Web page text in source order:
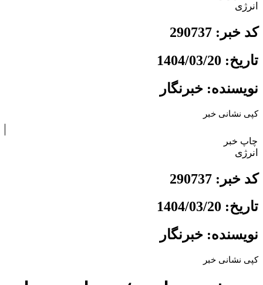
انرژی
کد خبر: 290737
تاریخ: 1404/03/20
نویسنده: خبرنگار
کپی نشانی خبر
چاپ خبر
انرژی
کد خبر: 290737
تاریخ: 1404/03/20
نویسنده: خبرنگار
کپی نشانی خبر